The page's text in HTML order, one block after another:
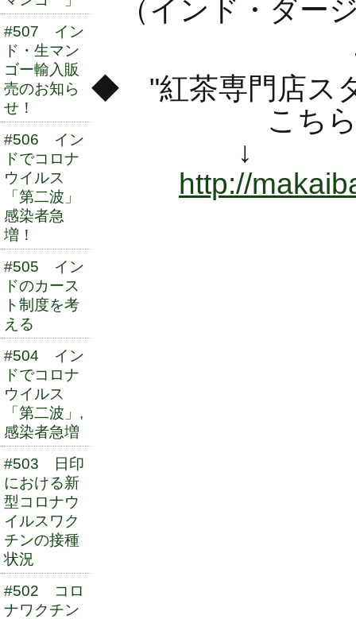
#507 イン
ド・生マン
ゴー輸入販
売のお知ら
せ！
#506 イン
ドでコロナ
ウイルス
「第二波」
感染者急
増！
#505 イン
ドのカース
ト制度を考
える
#504 イン
ドでコロナ
ウイルス
「第二波」,
感染者急増
#503 日印
における新
型コロナウ
イルスワク
チンの接種
状況
#502 コロ
ナワクチン
（インド・ダー
◆ "紅茶専門店ス
こちらのブ
↓
http://